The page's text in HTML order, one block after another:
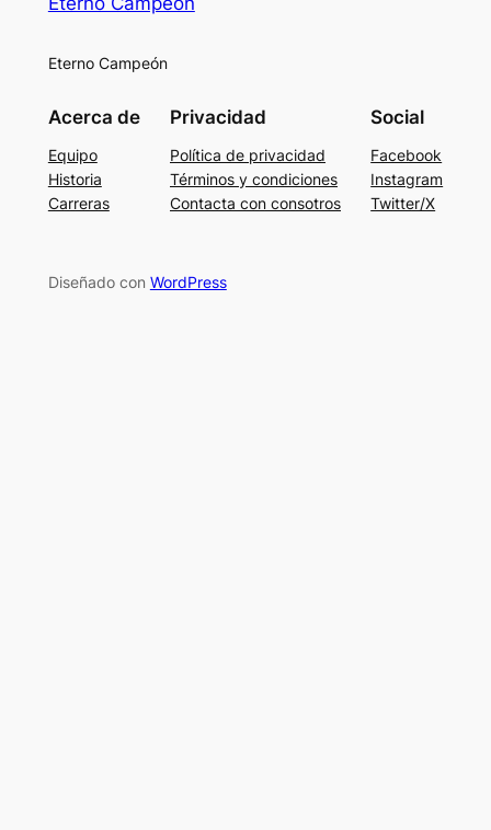
Eterno Campeón
Acerca de
Equipo
Historia
Carreras
Privacidad
Política de privacidad
Términos y condiciones
Contacta con consotros
Social
Facebook
Instagram
Twitter/X
Diseñado con WordPress